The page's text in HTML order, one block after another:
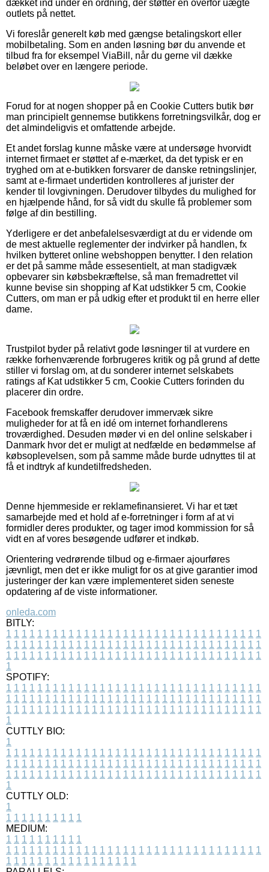
dækket ind under en ordning, der støtter en overfor uægte
outlets på nettet.
Vi foreslår generelt køb med gængse betalingskort eller
mobilbetaling. Som en anden løsning bør du anvende et
tilbud fra for eksempel ViaBill, når du gerne vil dække
beløbet over en længere periode.
Forud for at nogen shopper på en Cookie Cutters butik bør
man principielt gennemse butikkens forretningsvilkår, dog er
det almindeligvis et omfattende arbejde.
Et andet forslag kunne måske være at undersøge hvorvidt
internet firmaet er støttet af e-mærket, da det typisk er en
tryghed om at e-butikken forsvarer de danske retningslinjer,
samt at e-firmaet undertiden kontrolleres af jurister der
kender til lovgivningen. Derudover tilbydes du mulighed for
en hjælpende hånd, for så vidt du skulle få problemer som
følge af din bestilling.
Yderligere er det anbefalelsesværdigt at du er vidende om
de mest aktuelle reglementer der indvirker på handlen, fx
hvilken bytteret online webshoppen benytter. I den relation
er det på samme måde essesentielt, at man stadigvæk
opbevarer sin købsbekræftelse, så man fremadrettet vil
kunne bevise sin shopping af Kat udstikker 5 cm, Cookie
Cutters, om man er på udkig efter et produkt til en herre eller
dame.
Trustpilot byder på relativt gode løsninger til at vurdere en
række forhenværende forbrugeres kritik og på grund af dette
stiller vi forslag om, at du sonderer internet selskabets
ratings af Kat udstikker 5 cm, Cookie Cutters forinden du
placerer din ordre.
Facebook fremskaffer derudover immervæk sikre
muligheder for at få en idé om internet forhandlerens
troværdighed. Desuden møder vi en del online selskaber i
Danmark hvor det er muligt at nedfælde en bedømmelse af
købsoplevelsen, som på samme måde burde udnyttes til at
få et indtryk af kundetilfredsheden.
Denne hjemmeside er reklamefinansieret. Vi har et tæt
samarbejde med et hold af e-forretninger i form af at vi
formidler deres produkter, og tager imod kommission for så
vidt en af vores besøgende udfører et indkøb.
Orientering vedrørende tilbud og e-firmaer ajourføres
jævnligt, men det er ikke muligt for os at give garantier imod
justeringer der kan være implementeret siden seneste
opdatering af de viste informationer.
onleda.com
BITLY:
1 1 1 1 1 1 1 1 1 1 1 1 1 1 1 1 1 1 1 1 1 1 1 1 1 1 1 1 1 1 1 1 1
1 1 1 1 1 1 1 1 1 1 1 1 1 1 1 1 1 1 1 1 1 1 1 1 1 1 1 1 1 1 1 1 1
1 1 1 1 1 1 1 1 1 1 1 1 1 1 1 1 1 1 1 1 1 1 1 1 1 1 1 1 1 1 1 1 1
1
SPOTIFY:
1 1 1 1 1 1 1 1 1 1 1 1 1 1 1 1 1 1 1 1 1 1 1 1 1 1 1 1 1 1 1 1 1
1 1 1 1 1 1 1 1 1 1 1 1 1 1 1 1 1 1 1 1 1 1 1 1 1 1 1 1 1 1 1 1 1
1 1 1 1 1 1 1 1 1 1 1 1 1 1 1 1 1 1 1 1 1 1 1 1 1 1 1 1 1 1 1 1 1
1
CUTTLY BIO:
1
1 1 1 1 1 1 1 1 1 1 1 1 1 1 1 1 1 1 1 1 1 1 1 1 1 1 1 1 1 1 1 1 1
1 1 1 1 1 1 1 1 1 1 1 1 1 1 1 1 1 1 1 1 1 1 1 1 1 1 1 1 1 1 1 1 1
1 1 1 1 1 1 1 1 1 1 1 1 1 1 1 1 1 1 1 1 1 1 1 1 1 1 1 1 1 1 1 1 1
1
CUTTLY OLD:
1
1 1 1 1 1 1 1 1 1 1
MEDIUM:
1 1 1 1 1 1 1 1 1 1
1 1 1 1 1 1 1 1 1 1 1 1 1 1 1 1 1 1 1 1 1 1 1 1 1 1 1 1 1 1 1 1 1
1 1 1 1 1 1 1 1 1 1 1 1 1 1 1 1 1